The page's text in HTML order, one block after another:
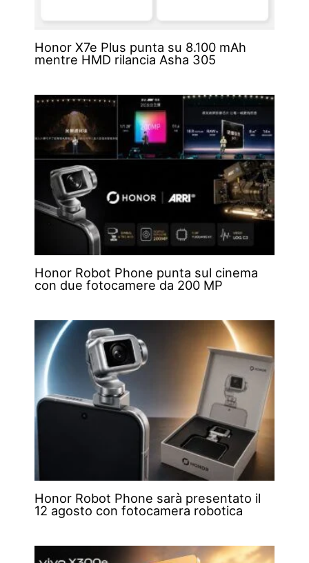
Honor X7e Plus punta su 8.100 mAh
mentre HMD rilancia Asha 305
Honor Robot Phone punta sul cinema
con due fotocamere da 200 MP
Honor Robot Phone sarà presentato il
12 agosto con fotocamera robotica